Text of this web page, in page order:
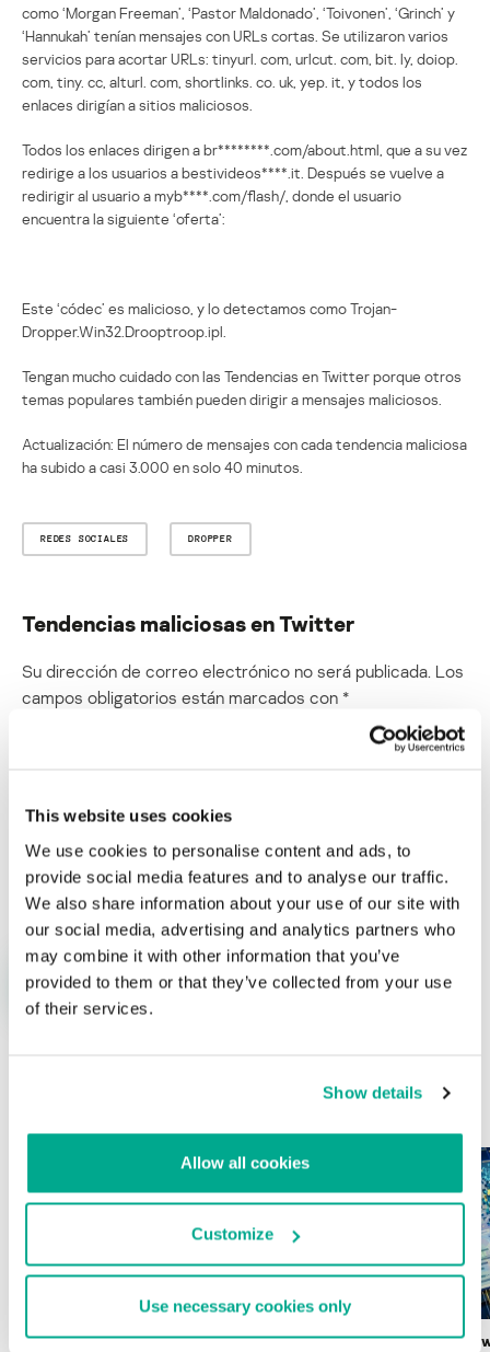
This website uses cookies
We use cookies to personalise content and ads, to
provide social media features and to analyse our traffic.
We also share information about your use of our site with
our social media, advertising and analytics partners who
may combine it with other information that you’ve
provided to them or that they’ve collected from your use
of their services.
Show details
Allow all cookies
Customize
Use necessary cookies only
como ‘Morgan Freeman’, ‘Pastor Maldonado’, ‘Toivonen’, ‘Grinch’ y
‘Hannukah’ tenían mensajes con URLs cortas. Se utilizaron varios
servicios para acortar URLs: tinyurl. com, urlcut. com, bit. ly, doiop.
com, tiny. cc, alturl. com, shortlinks. co. uk, yep. it, y todos los
enlaces dirigían a sitios maliciosos.
Todos los enlaces dirigen a br********.com/about.html, que a su vez
redirige a los usuarios a bestivideos****.it. Después se vuelve a
redirigir al usuario a myb****.com/flash/, donde el usuario
encuentra la siguiente ‘oferta’:
Este ‘códec’ es malicioso, y lo detectamos como Trojan-
Dropper.Win32.Drooptroop.ipl.
Tengan mucho cuidado con las Tendencias en Twitter porque otros
temas populares también pueden dirigir a mensajes maliciosos.
Actualización: El número de mensajes con cada tendencia maliciosa
ha subido a casi 3.000 en solo 40 minutos.
REDES SOCIALES DROPPER
Tendencias maliciosas en Twitter
Su dirección de correo electrónico no será publicada. Los
campos obligatorios están marcados con *
Nombre* Correo electrónico*
ÚLTIMAS PUBLICACIONES
Wardriving en México: preparativos para
Estado del